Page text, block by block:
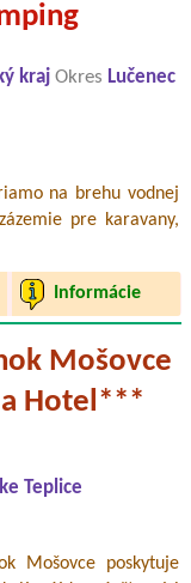
kraj Okres Lučenec
na brehu vodnej
pre karavany,
Informácie
Mošovce
a Hotel***
Teplice
Mošovce poskytuje